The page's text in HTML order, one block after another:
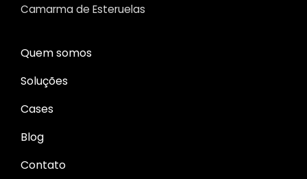
Camarma de Esteruelas
Quem somos
Soluções
Cases
Blog
Contato